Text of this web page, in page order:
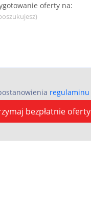
regulaminu
bezpłatnie oferty